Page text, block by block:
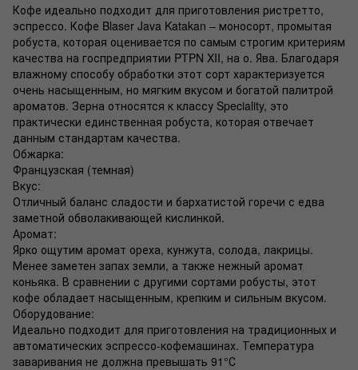
Кофе идеально подходит для приготовления ристретто,
эспрессо. Кофе Blaser Java Katakan – моносорт, промытая
робуста, которая оценивается по самым строгим критериям
качества на госпредприятии PTPN XII, на о. Ява. Благодаря
влажному способу обработки этот сорт характеризуется
очень насыщенным, но мягким вкусом и богатой палитрой
ароматов. Зерна относятся к классу Speciality, это
практически единственная робуста, которая отвечает
данным стандартам качества.
Обжарка:
Французская (темная)
Вкус:
Отличный баланс сладости и бархатистой горечи с едва
заметной обволакивающей кислинкой.
Аромат:
Ярко ощутим аромат ореха, кунжута, солода, лакрицы.
Менее заметен запах земли, а также нежный аромат
коньяка. В сравнении с другими сортами робусты, этот
кофе обладает насыщенным, крепким и сильным вкусом.
Оборудование:
Идеально подходит для приготовления на традиционных и
автоматических эспрессо-кофемашинах. Температура
заваривания не должна превышать 91°С